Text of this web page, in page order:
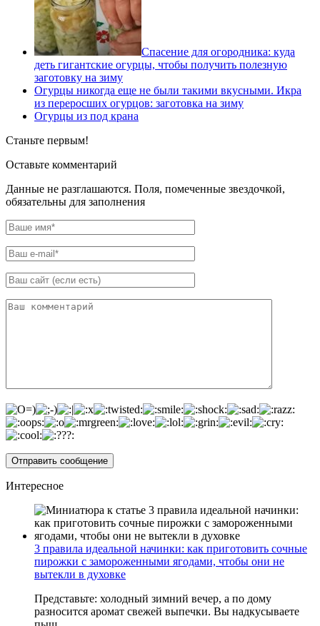
Спасение для огородника: куда
деть гигантские огурцы, чтобы получить полезную
заготовку на зиму
Огурцы никогда еще не были такими вкусными. Икра
из переросших огурцов: заготовка на зиму
Огурцы из под крана
Станьте первым!
Оставьте комментарий
Данные не разглашаются. Поля, помеченные звездочкой,
обязательны для заполнения
Интересное
3 правила идеальной начинки: как приготовить сочные
пирожки с замороженными ягодами, чтобы они не
вытекли в духовке
Представьте: холодный зимний вечер, а по дому
разносится аромат свежей выпечки. Вы надкусываете